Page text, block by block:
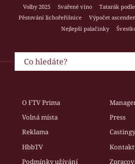
Volby 2025
Svařené víno Tatarák
Pěstování lichořeřišnice
Výpočet
Nejlepší palačinky
O FTV Prima
Volná místa
Press
Reklama
HbbTV
Podmínky užívání